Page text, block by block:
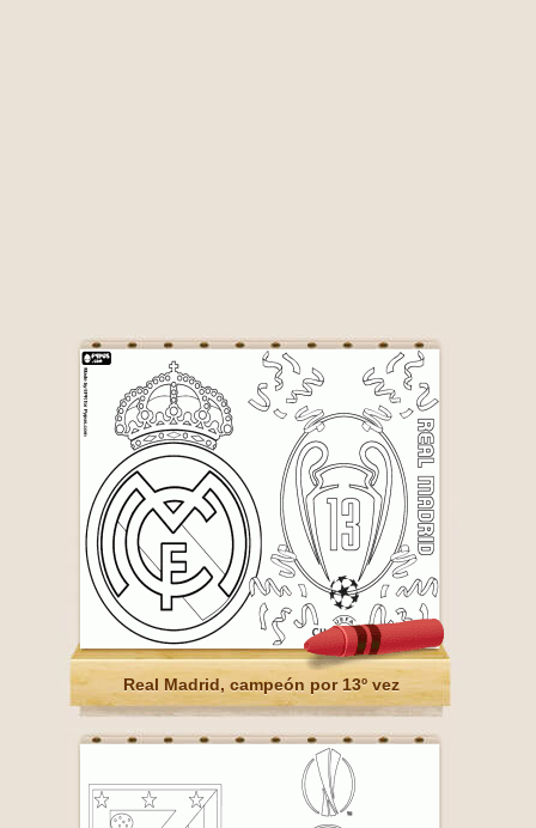
Real Madrid, campeón por 13º vez